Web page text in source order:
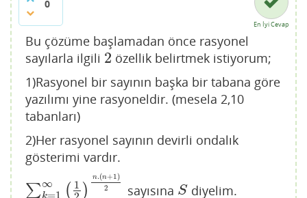
0
En İyi Cevap
Bu çözüme başlamadan önce rasyonel
sayılarla ilgili 2
2 özellik belirtmek istiyorum;
1)Rasyonel bir sayının başka bir tabana göre
yazılımı yine rasyoneldir. (mesela 2,10
tabanları)
2)Her rasyonel sayının devirli ondalık
gösterimi vardır.
∑∞ ( 1 )
n.(n+1)
2
∑k=1∞ 1 2) n + sayısına S
S diyelim.